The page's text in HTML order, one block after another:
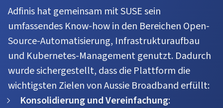
Adfinis hat gemeinsam mit SUSE sein
umfassendes Know-how in den Bereichen Open-
Source-Automatisierung, Infrastrukturaufbau
und Kubernetes-Management genutzt. Dadurch
wurde sichergestellt, dass die Plattform die
wichtigsten Zielen von Aussie Broadband erfüllt:
Konsolidierung und Vereinfachung: